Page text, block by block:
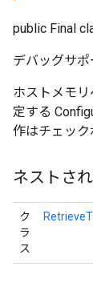
public Final
デバッグサ
ホストメモ
定する
作はチェッ
ネストさ
ク
ラ
ス